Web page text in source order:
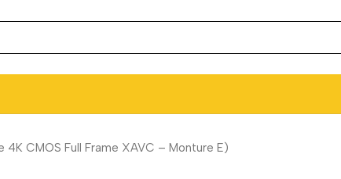
CMOS Full Frame XAVC – Monture E)